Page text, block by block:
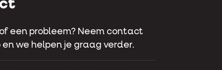
een probleem? Neem contact
en we helpen je graag verder.